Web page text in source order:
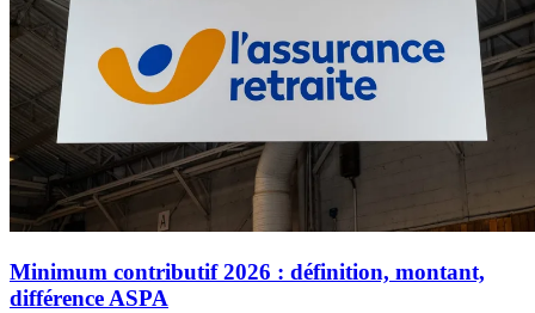
Minimum contributif 2026 : définition, montant,
différence ASPA